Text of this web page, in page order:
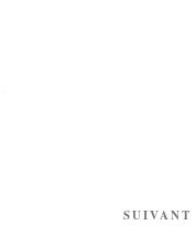
SUIVANT